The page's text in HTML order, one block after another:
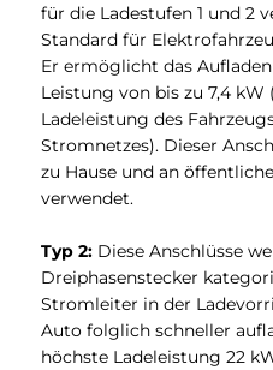
für die Ladestufen 1 und 2
Standard für
Er ermöglicht das
Leistung von bis zu 7,4
Ladeleistung des
Stromnetzes). Dieser
zu Hause und an
verwendet.
Typ 2: Diese Anschlüsse
Dreiphasenstecker
Stromleiter in der
Auto folglich schneller
höchste Ladeleistung 22